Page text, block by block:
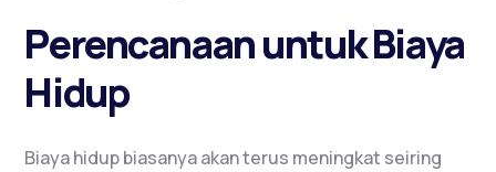
Perencanaan untuk Biaya
Hidup
Biaya hidup biasanya akan terus meningkat seiring